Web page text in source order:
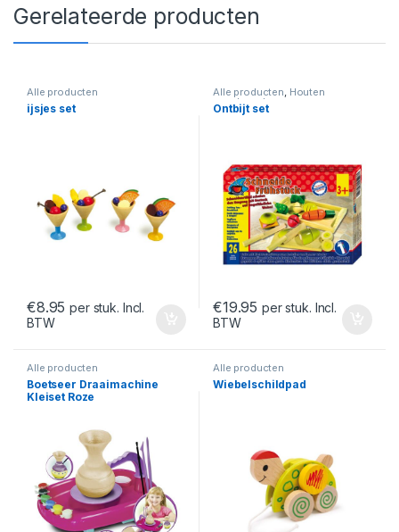
Gerelateerde producten
Alle producten
ijsjes set
€8.95 per stuk. Incl.
BTW
Alle producten, Houten
speelgoed
Ontbijt set
€19.95 per stuk. Incl.
BTW
Alle producten
Boetseer Draaimachine
Kleiset Roze
Alle producten
Wiebelschildpad